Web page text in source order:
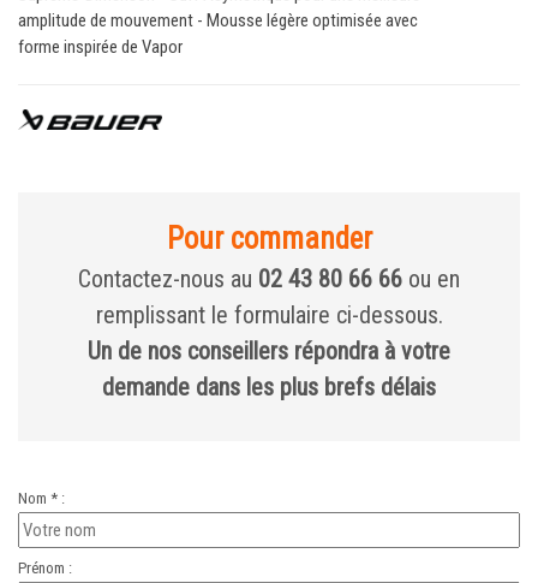
amplitude de mouvement - Mousse légère optimisée avec
forme inspirée de Vapor
Pour commander
Contactez-nous au 02 43 80 66 66 ou en
remplissant le formulaire ci-dessous.
Un de nos conseillers répondra à votre
demande dans les plus brefs délais
Nom * :
Prénom :